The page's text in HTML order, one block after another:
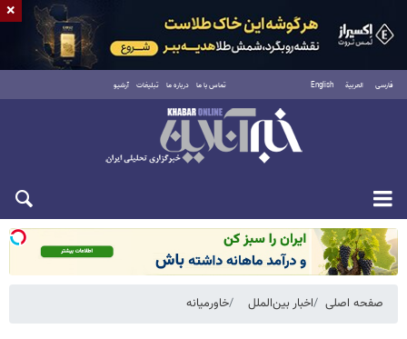
فارسی العربية English تماس با ما درباره ما تبلیغات آرشیو
شنبه ۱۷ مرداد ۱۴۰۵
صفحه اصلی اخبار بین‌الملل خاورمیانه
×